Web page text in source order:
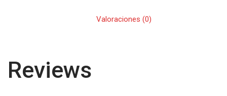
Valoraciones (0)
Reviews